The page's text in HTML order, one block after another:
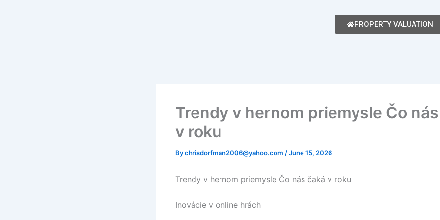
PROPERTY VALUATION
Trendy v hernom priemysle Čo
v roku
Bychrisdorfman2006@yahoo.com /June 15, 2026
Trendy v hernom priemysle Čo nás čaká v roku
Inovácie v online hrách